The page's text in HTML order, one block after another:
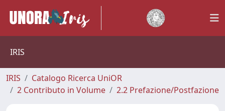
IRIS
IRIS
Catalogo Ricerca UniOR
2 Contributo in Volume
2.2 Prefazione/Postfazione